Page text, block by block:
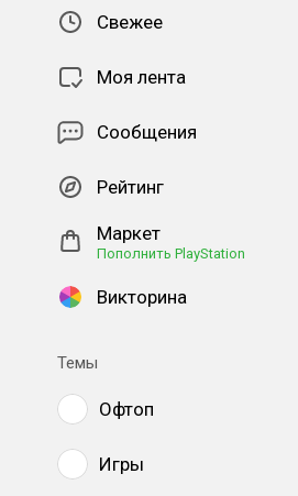
Свежее
Моя лента
Сообщения
Рейтинг
Маркет
Пополнить PlayStation
Викторина
Темы
Офтоп
Игры